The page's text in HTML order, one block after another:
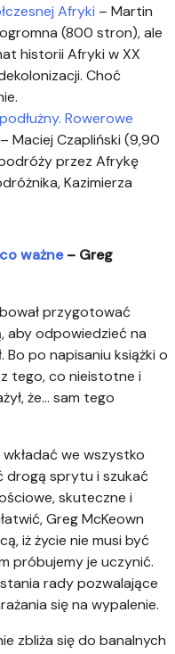
Afryki – Martin
(800 stron), ale
historii Afryki w XX
Choć
Rowerowe
– Maciej Czapliński (9,90
przez Afrykę
Kazimierza
ważne– Greg
przygotować
aby odpowiedzieć na
po napisaniu książki o
tego, co nieistotne i
że… sam tego
we wszystko
drogą sprytu i szukać
skuteczne i
Greg McKeown
iż życie nie musi być
próbujemy je uczynić.
rady pozwalające
się na wypalenie.
zbliża się do banalnych